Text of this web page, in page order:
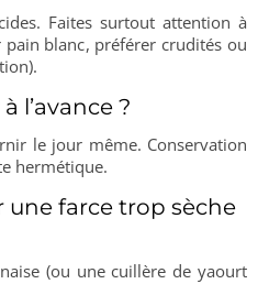
Faites surtout attention à
pain blanc, préférer crudités ou
l’avance ?
le jour même. Conservation
hermétique.
une farce trop sèche
(ou une cuillère de yaourt